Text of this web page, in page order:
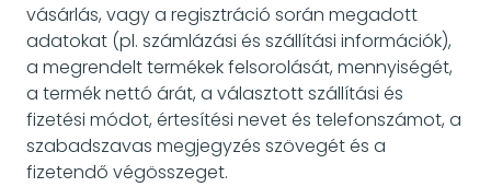
vásárlás, vagy a regisztráció során megadott
adatokat (pl. számlázási és szállítási információk),
a megrendelt termékek felsorolását, mennyiségét,
a termék nettó árát, a választott szállítási és
fizetési módot, értesítési nevet és telefonszámot, a
szabadszavas megjegyzés szövegét és a
fizetendő végösszeget.